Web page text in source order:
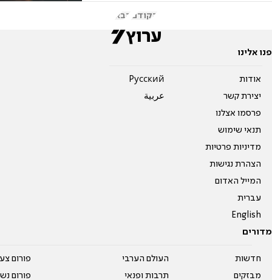
הקודם הבא
פנו אלינו
אודות
יצירת קשר
פרסמו אצלנו
תנאי שימוש
מדיניות פרטיות
הצהרת נגישות
המייל האדום
עברית
English
Pусский
عربية
מדורים
חדשות
מבזקים
העולם הערבי
תרבות ופנאי
פורום
פורום